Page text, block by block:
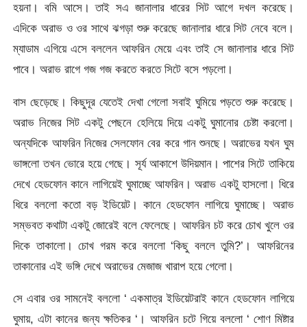
হয়না। বমি আসে। তাই সএ জানালার ধারের সিট আগে দখল করেছে।
এদিকে অরাভ ও ওর সাথে ঝগড়া শুরু করেছে জানালার ধারে সিট নেবে বলে।
ম্যাডাম এগিয়ে এসে বললেন আফরিন মেয়ে এবং তাই সে জানালার ধারে সিট
পাবে। অরাভ রাগে গজ গজ করতে করতে সিটে বসে পড়লো।
বাস ছেড়েছে। কিছুদূর যেতেই দেখা গেলো সবাই ঘুমিয়ে পড়তে শুরু করেছে।
অরাভ নিজের সিট একটু পেছনে হেলিয়ে দিয়ে একটু ঘুমানোর চেষ্টা করলো।
অন্যদিকে আফরিন নিজের সেলফোন বের করে গান শুনছে। অরাভের যখন ঘুম
ভাঙ্গলো তখন ভোরে হয়ে গেছে। সূর্য আকাশে উদিয়মান। পাশের সিটে তাকিয়ে
দেখে হেডফোন কানে লাগিয়েই ঘুমাচ্ছে আফরিন। অরাভ একটু হাসলো। ধিরে
ধিরে বললো কতো বড় ইডিয়েট। কানে হেডফোন লাগিয়ে ঘুমাচ্ছে। অরাভ
সম্ভবত কথাটা একটু জোরেই বলে ফেলেছে। আফরিন চট করে চোখ খুলে ওর
দিকে তাকালো। চোখ গরম করে বললো ‘কিছু বললে তুমি?’। আফরিনের
তাকানোর এই ভঙ্গি দেখে অরাভের মেজাজ খারাপ হয়ে গেলো।
সে এবার ওর সামনেই বললো ‘ একমাত্র ইডিয়েটরাই কানে হেডফোন লাগিয়ে
ঘুমায়, এটা কানের জন্য ক্ষতিকর ‘। আফরিন চটে গিয়ে বললো ‘ শোণ মিষ্টার